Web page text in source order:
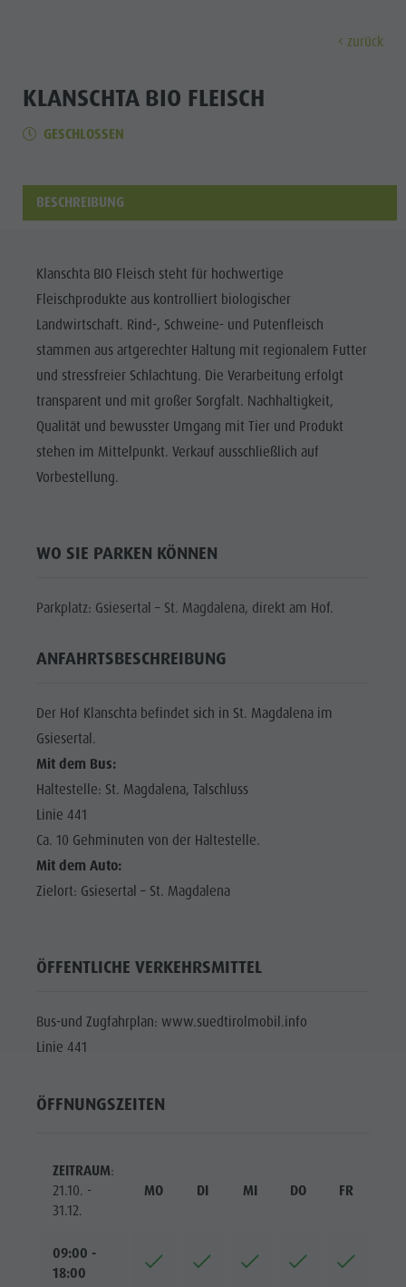
FERIENORTE
DOLOMITEN
UNESCO
SEHENSWÜRDIGKEITEN
Restaurants
Cook the
Mountain
Shopping
Wellness
Events
Ferienorte
Sehenswürdigkeiten
Kultur
Sehenswürdigkeiten
Bars & Restaurants
Cook the Mountain
Shopping
Wellness
Naturparks
Guide A-Z
Wandern
Radfahren
Weitere Aktivitäten
Ferienprogramme
Anreise
Mobilität vor Ort
Webcams
Wetter
Kronplatz Doctor Service
zurück
KLANSCHTA BIO FLEISCH
GESCHLOSSEN
BESCHREIBUNG
Klanschta BIO Fleisch steht für hochwertige
Fleischprodukte aus kontrolliert biologischer
Landwirtschaft. Rind-, Schweine- und Putenfleisch
stammen aus artgerechter Haltung mit regionalem Futter
und stressfreier Schlachtung. Die Verarbeitung erfolgt
transparent und mit großer Sorgfalt. Nachhaltigkeit,
Qualität und bewusster Umgang mit Tier und Produkt
stehen im Mittelpunkt. Verkauf ausschließlich auf
Vorbestellung.
WO SIE PARKEN KÖNNEN
Parkplatz: Gsiesertal – St. Magdalena, direkt am Hof.
ANFAHRTSBESCHREIBUNG
Der Hof Klanschta befindet sich in St. Magdalena im
Gsiesertal.
Mit dem Bus:
Haltestelle: St. Magdalena, Talschluss
Linie 441
Ca. 10 Gehminuten von der Haltestelle.
Mit dem Auto:
Zielort: Gsiesertal – St. Magdalena
ÖFFENTLICHE VERKEHRSMITTEL
Bus-und Zugfahrplan: www.suedtirolmobil.info
Linie 441
ÖFFNUNGSZEITEN
ZEITRAUM:
21.10. -
31.12.
MO DI MI DO FR
09:00 -
18:00